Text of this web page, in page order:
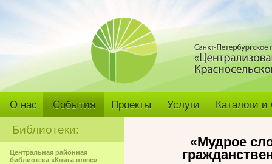
О нас События Проекты Услуги Каталоги
Библиотеки:
Центральная районная
библиотека «Книга плюс»
«Мудрое